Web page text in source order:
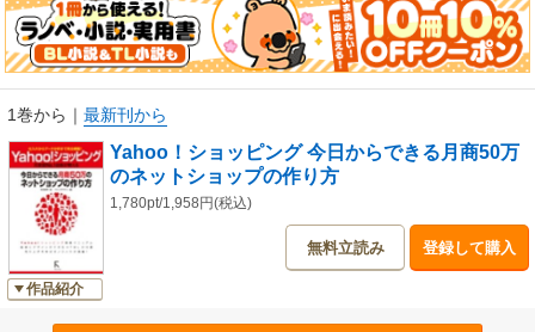
を8回受賞(一度は全国第1位を獲得)し、現在はインターネット通販を中心と
したマーケティング支援とマーケティング人財の育成を目的とした会社を
経営している著者が、その豊富な経験を元にYahoo!ショッピングで成功す
また、類書ではあまり触れられることのない「仕入れ」に関しても、最近
のトレンドを反映した情報を全公開。
さらに、本書購入者特典として、実際のネットショップ構築で利用でき
る、プロのWebデザイナー作成による「売れる店にするためのHTMLテンプ
レート」が読者サポートサイトから無料でダウンロードできます。
仕入れのノウハウから売れるページのデザイン、集客方法、お客様の注文
処理からデータ分析による売り上げ向上対策まで完全網羅の一冊。
■ 本書の目的
ECビジネスのベースとなる知識と知恵を楽しく知ることで、個人でもでき
1巻から ｜ 最新刊から
作品紹介
Yahoo！ショッピング 今日からできる月商50万
のネットショップの作り方
1,780pt/1,958円(税込)
無料立読み 登録して購入